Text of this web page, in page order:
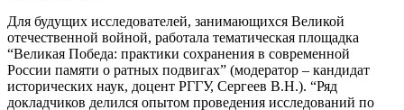
Для будущих исследователей, занимающихся Великой
отечественной войной, работала тематическая площадка
“Великая Победа: практики сохранения в современной
России памяти о ратных подвигах” (модератор – кандидат
исторических наук, доцент РГГУ, Сергеев В.Н.). “Ряд
докладчиков делился опытом проведения исследований по